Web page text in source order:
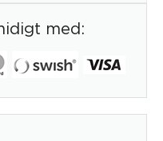
med: